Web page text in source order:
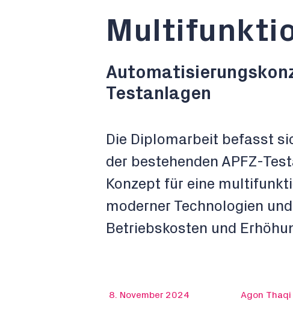
Testanlagen
Die Diplomarbeit befasst
der bestehenden APFZ-
Konzept für eine
moderner Technologien
Betriebskosten und
8. November 2024 Agon Thaqi